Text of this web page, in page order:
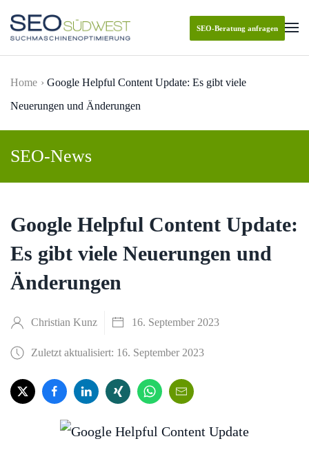
Skip to main content
SEO-Beratung anfragen
Home
Google Helpful Content Update: Es gibt viele
Neuerungen und Änderungen
SEO-News
Google Helpful Content Update:
Es gibt viele Neuerungen und
Änderungen
Christian Kunz 16. September 2023
Zuletzt aktualisiert: 16. September 2023